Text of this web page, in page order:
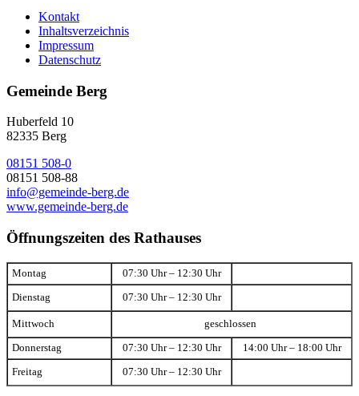
Kontakt
Inhaltsverzeichnis
Impressum
Datenschutz
Gemeinde Berg
Huberfeld 10
82335 Berg
08151 508-0
08151 508-88
info@gemeinde-berg.de
www.gemeinde-berg.de
Öffnungszeiten des Rathauses
Montag 07:30 Uhr – 12:30 Uhr
Dienstag 07:30 Uhr – 12:30 Uhr
Mittwoch geschlossen
Donnerstag 07:30 Uhr – 12:30 Uhr 14:00 Uhr – 18:00 Uhr
Freitag 07:30 Uhr – 12:30 Uhr